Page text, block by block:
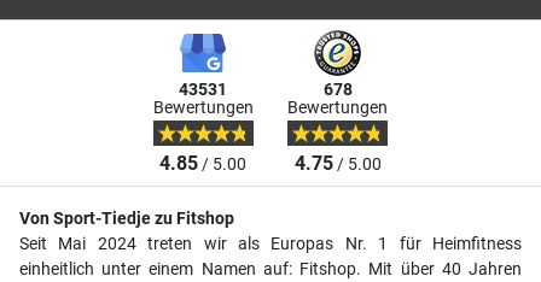
43531
Bewertungen
4.85/ 5.00
678
Bewertungen
4.75/ 5.00
Von Sport-Tiedje zu Fitshop
Seit Mai 2024 treten wir als Europas Nr. 1 für Heimfitness
einheitlich unter einem Namen auf: Fitshop. Mit über 40 Jahren